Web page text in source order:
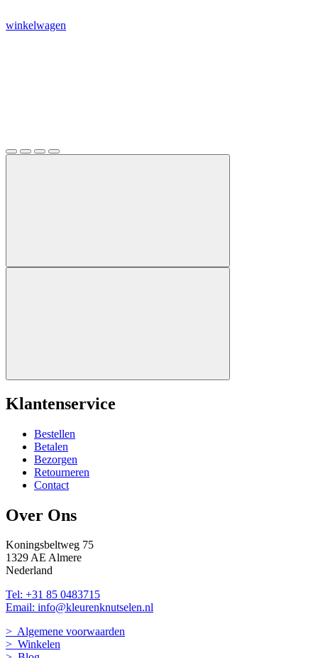
winkelwagen
Klantenservice
Bestellen
Betalen
Bezorgen
Retourneren
Contact
Over Ons
Koningsbeltweg 75
1329 AE Almere
Nederland
Tel: +31 85 0483715
Email: info@kleurenknutselen.nl
> Algemene voorwaarden
> Winkelen